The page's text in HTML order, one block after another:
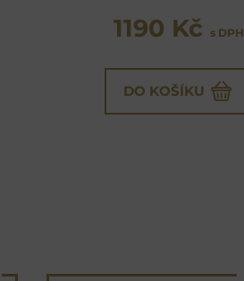
1190 Kčs DPH
DO KOŠÍKU